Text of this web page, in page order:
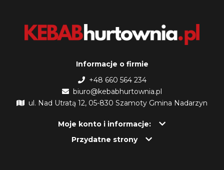
Informacje o firmie
+48 660 564 234
biuro@kebabhurtownia.pl
ul. Nad Utratą 12, 05-830 Szamoty Gmina Nadarzyn
Moje konto i informacje:
Przydatne strony